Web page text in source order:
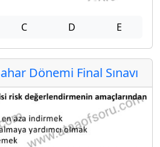
C D E
Dönemi Final Sınavı